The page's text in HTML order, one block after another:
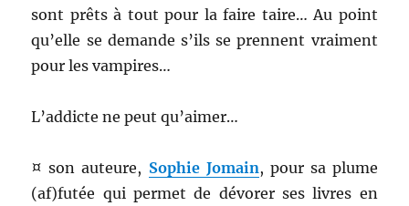
sont prêts à tout pour la faire taire… Au point
qu’elle se demande s’ils se prennent vraiment
pour les vampires…
L’addicte ne peut qu’aimer…
¤ son auteure, Sophie Jomain, pour sa plume
(af)futée qui permet de dévorer ses livres en